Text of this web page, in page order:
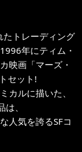
トレーディング
年にティム・
映画「マーズ・
セット!
カルに描いた、
、
人気を誇るSFコ